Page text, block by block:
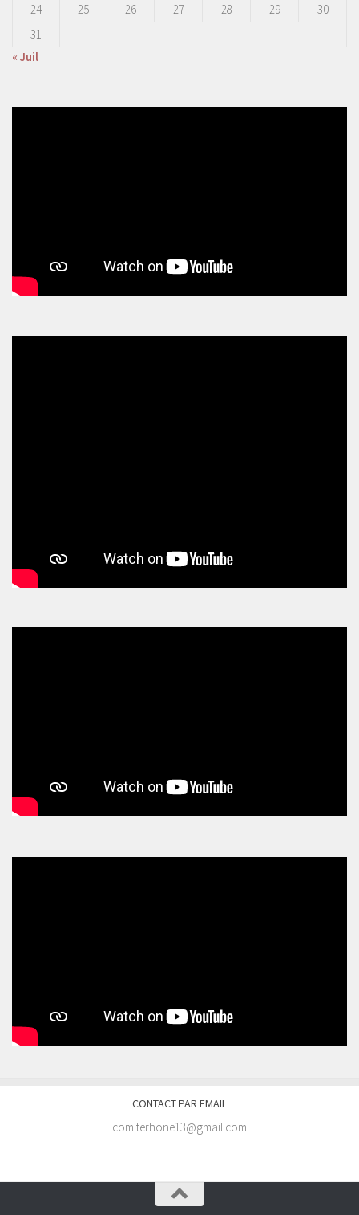
24
25 26 27 28 29
30
31
« Juil
CONTACT PAR EMAIL
comiterhone13@gmail.com